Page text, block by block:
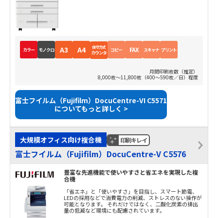
カラー モノクロ A3 A4 保守方式
カウンタ コピー FAX スキャナ プリント
月間印刷枚数（推定）
8,000枚～11,800枚（400～590枚／日）程度
富士フイルム（Fujifilm）DocuCentre-VI C5571
についてもっと詳しく >
大規模オフィス向け複合機 印刷キレイ
富士フイルム（Fujifilm）DocuCentre-V C5576
豊富な先進機能で使いやすさと省エネを実現した複
合機
「省エネ」と「使いやすさ」を目指し、スマート節電、
LEDの採用などで消費電力の削減、ストレスのない操作が
可能となります。 それだけではなく、二酸化炭素の排出
量の低減など環境にも配慮されています。